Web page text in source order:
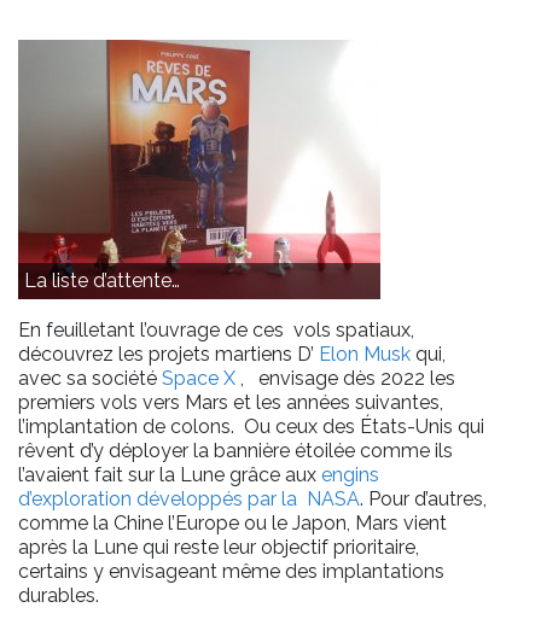
La liste d’attente…
En feuilletant l’ouvrage de ces vols spatiaux,
découvrez les projets martiens D’ Elon Musk qui,
avec sa société Space X , envisage dès 2022 les
premiers vols vers Mars et les années suivantes,
l’implantation de colons. Ou ceux des États-Unis qui
rêvent d’y déployer la bannière étoilée comme ils
l’avaient fait sur la Lune grâce aux engins
d’exploration développés par la NASA. Pour d’autres,
comme la Chine l’Europe ou le Japon, Mars vient
après la Lune qui reste leur objectif prioritaire,
certains y envisageant même des implantations
durables.